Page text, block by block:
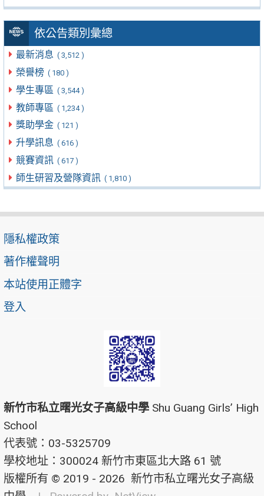
依公告類別彙總
最新消息 ( 3,512 )
榮譽榜 ( 180 )
學生專區 ( 3,544 )
教師專區 ( 1,234 )
獎助學金 ( 121 )
升學訊息 ( 616 )
競賽資訊 ( 617 )
師生研習及營隊資訊 ( 1,810 )
隱私權政策
著作權聲明
本站使用正體字
登入
新竹市私立曙光女子高級中學 Shu Guang Girls’ High
School
代表號：03-5325709
學校地址：300024 新竹市東區北大路 61 號
版權所有 © 2019 - 2026 新竹市私立曙光女子高級